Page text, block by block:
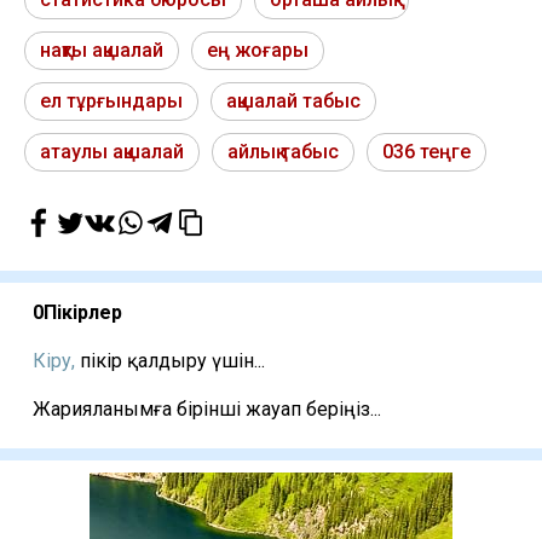
нақты ақшалай ең жоғары
ел тұрғындары ақшалай табыс
атаулы ақшалай айлық табыс 036 теңге
0Пікірлер
Кіру, пікір қалдыру үшін...
Жарияланымға бірінші жауап беріңіз...